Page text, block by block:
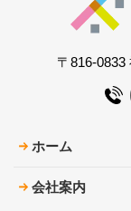
〒816-
ホーム
会社案内